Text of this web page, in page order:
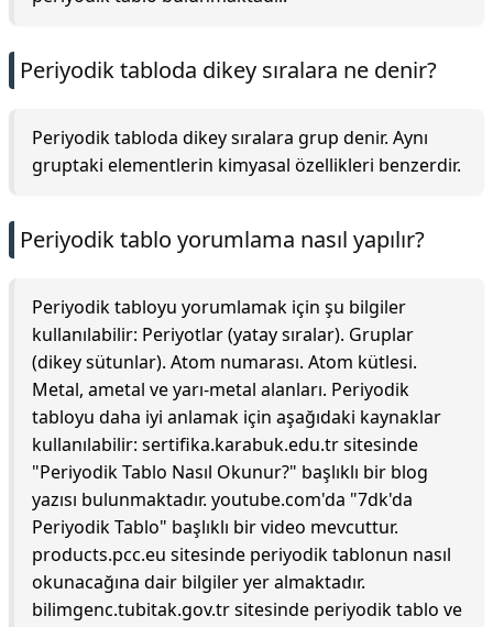
Periyodik tabloda dikey sıralara ne denir?
Periyodik tabloda dikey sıralara grup denir. Aynı
gruptaki elementlerin kimyasal özellikleri benzerdir.
Periyodik tablo yorumlama nasıl yapılır?
Periyodik tabloyu yorumlamak için şu bilgiler
kullanılabilir: Periyotlar (yatay sıralar). Gruplar
(dikey sütunlar). Atom numarası. Atom kütlesi.
Metal, ametal ve yarı-metal alanları. Periyodik
tabloyu daha iyi anlamak için aşağıdaki kaynaklar
kullanılabilir: sertifika.karabuk.edu.tr sitesinde
"Periyodik Tablo Nasıl Okunur?" başlıklı bir blog
yazısı bulunmaktadır. youtube.com'da "7dk'da
Periyodik Tablo" başlıklı bir video mevcuttur.
products.pcc.eu sitesinde periyodik tablonun nasıl
okunacağına dair bilgiler yer almaktadır.
bilimgenc.tubitak.gov.tr sitesinde periyodik tablo ve